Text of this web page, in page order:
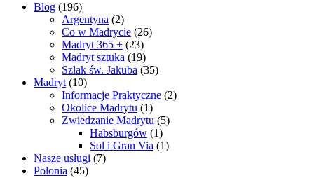
Blog (196)
Argentyna (2)
Co w Madrycie (26)
Madryt 365 + (23)
Madryt sztuka (19)
Szlak św. Jakuba (35)
Madryt (10)
Informacje Praktyczne (2)
Okolice Madrytu (1)
Zwiedzanie Madrytu (5)
Habsburgów (1)
Sol i Gran Via (1)
Nasze usługi (7)
Polonia (45)